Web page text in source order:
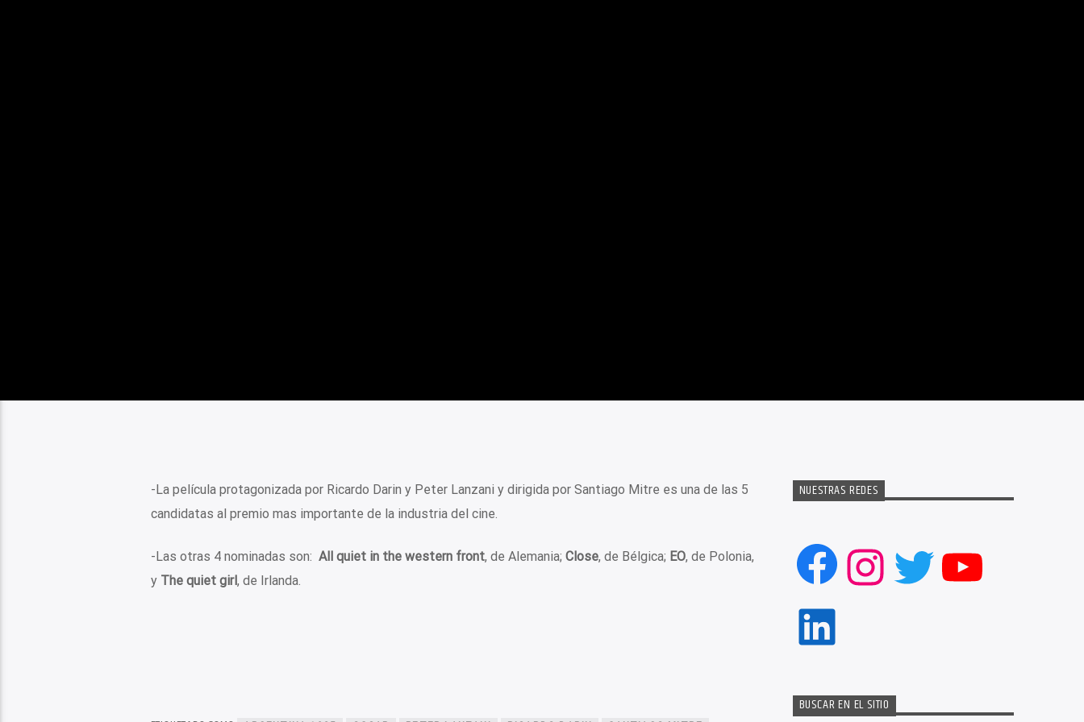
-La película protagonizada por Ricardo Darin y Peter Lanzani y dirigida por Santiago Mitre es una de las 5
candidatas al premio mas importante de la industria del cine.
-Las otras 4 nominadas son: All quiet in the western front, de Alemania; Close, de Bélgica; EO, de Polonia,
y The quiet girl, de Irlanda.
NUESTRAS REDES
Facebook
Instagram
Twitter
LinkedIn
BUSCAR EN EL SITIO